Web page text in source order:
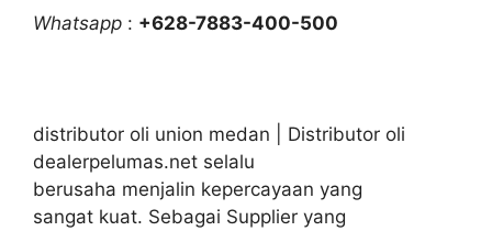
Whatsapp : +628-7883-400-500
distributor oli union medan | Distributor oli
dealerpelumas.net selalu
berusaha menjalin kepercayaan yang
sangat kuat. Sebagai Supplier yang